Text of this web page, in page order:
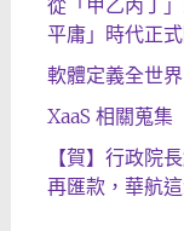
從「甲乙丙丁
平庸」時代正式
軟體定義全世
XaaS 相關蒐集
【賀】行政院
再匯款，華航